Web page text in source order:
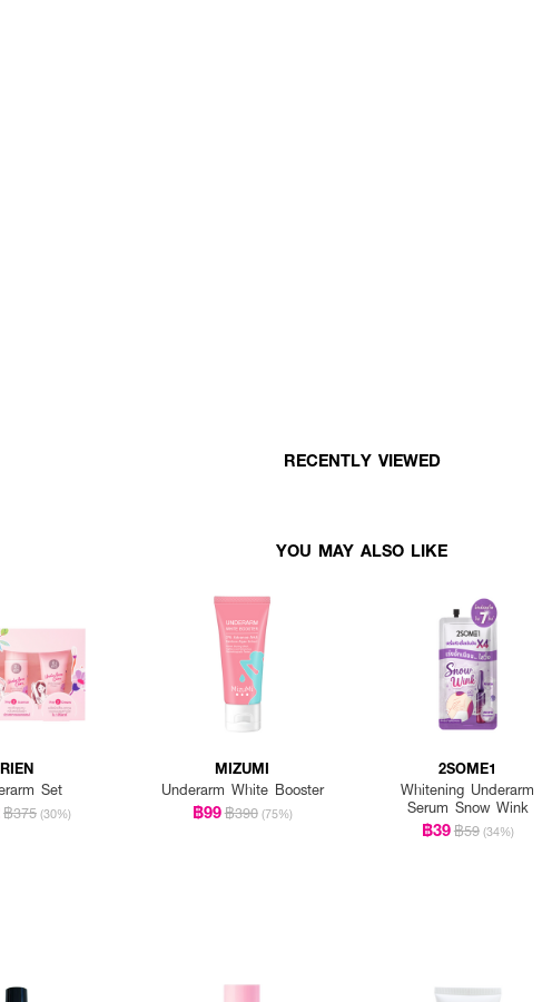
RECENTLY VIEWED
YOU MAY ALSO LIKE
RIEN
Set
฿375 (30%)
MIZUMI
Underarm White Booster
฿99฿390 (75%)
2SOME1
Whitening Underarm
Serum Snow Wink​
฿39฿59 (34%)